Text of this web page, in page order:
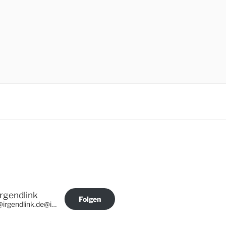
@irgendlink.de@irgendlink.de
Folgen